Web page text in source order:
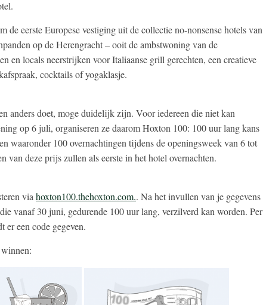
de eerste Europese vestiging uit de collectie no-nonsense hotels van
op de Herengracht – ooit de ambstwoning van de
en locals neerstrijken voor Italiaanse grill gerechten, een creatieve
cocktails of yogaklasje.
anders doet, moge duidelijk zijn. Voor iedereen die niet kan
op 6 juli, organiseren ze daarom Hoxton 100: 100 uur lang kans
waaronder 100 overnachtingen tijdens de openingsweek van 6 tot
van deze prijs zullen als eerste in het hotel overnachten.
via hoxton100.thehoxton.com.. Na het invullen van je gegevens
vanaf 30 juni, gedurende 100 uur lang, verzilverd kan worden. Per
er een code gegeven.